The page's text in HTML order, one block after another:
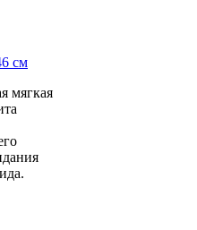
мягкая